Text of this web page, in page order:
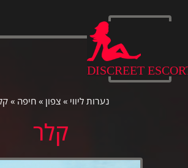
DISCREET
נערות ליווי »צפון »חיפה »
קלר